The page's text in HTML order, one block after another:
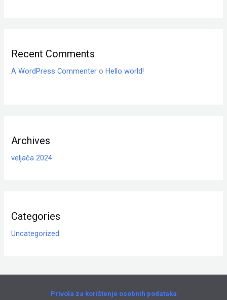
Recent Comments
A WordPress Commenter oHello world!
Archives
veljača 2024
Categories
Uncategorized
Privola za korištenje osobnih podataka